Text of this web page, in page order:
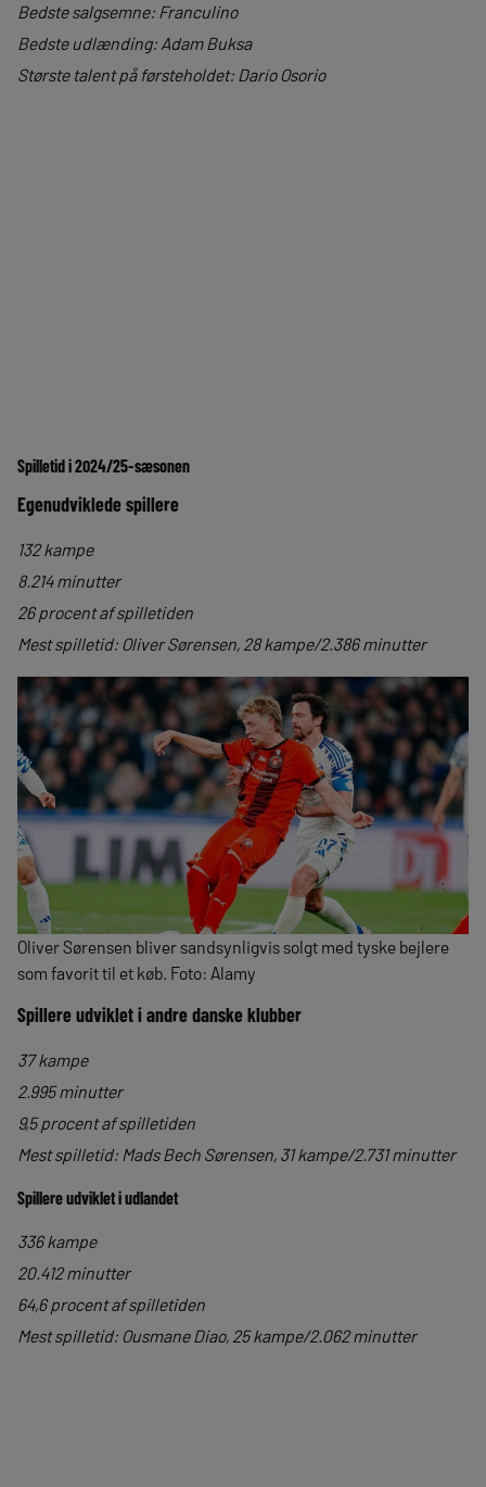
Bedste salgsemne: Franculino
Bedste udlænding: Adam Buksa
Største talent på førsteholdet: Darío Osorio
Spilletid i 2024/25-sæsonen
Egenudviklede spillere
132 kampe
8.214 minutter
26 procent af spilletiden
Mest spilletid: Oliver Sørensen, 28 kampe/2.386 minutter
Oliver Sørensen bliver sandsynligvis solgt med tyske bejlere
som favorit til et køb. Foto: Alamy
Spillere udviklet i andre danske klubber
37 kampe
2.995 minutter
9,5 procent af spilletiden
Mest spilletid: Mads Bech Sørensen, 31 kampe/2.731 minutter
Spillere udviklet i udlandet
336 kampe
20.412 minutter
64,6 procent af spilletiden
Mest spilletid: Ousmane Diao, 25 kampe/2.062 minutter